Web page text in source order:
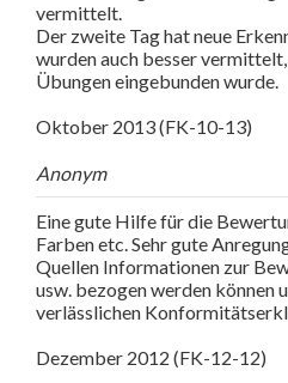
vermittelt.
Der zweite Tag hat neue
wurden auch besser
Übungen eingebunden wurde.
Oktober 2013 (FK-10-13)
Anonym
Eine gute Hilfe für die
Farben etc. Sehr gute
Quellen Informationen zur
usw. bezogen werden können
verlässlichen
Dezember 2012 (FK-12-12)